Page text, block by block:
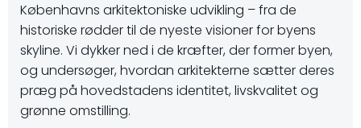
Københavns arkitektoniske udvikling – fra de
historiske rødder til de nyeste visioner for byens
skyline. Vi dykker ned i de kræfter, der former byen,
og undersøger, hvordan arkitekterne sætter deres
præg på hovedstadens identitet, livskvalitet og
grønne omstilling.